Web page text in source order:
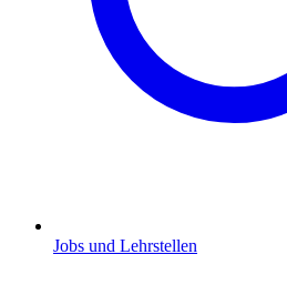
Jobs und Lehrstellen